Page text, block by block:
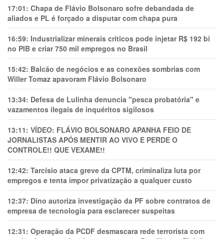
17:01: Chapa de Flávio Bolsonaro sofre debandada de
aliados e PL é forçado a disputar com chapa pura
16:59: Industrializar minerais críticos pode injetar R$ 192 bi
no PIB e criar 750 mil empregos no Brasil
15:42: Balcão de negócios e as conexões sombrias com
Willer Tomaz apavoram Flávio Bolsonaro
13:34: Defesa de Lulinha denuncia "pesca probatória" e
vazamentos ilegais de inquéritos sigilosos
13:11: VÍDEO: FLÁVIO BOLSONARO APANHA FEIO DE
JORNALISTAS APÓS MENTIR AO VIVO E PERDE O
CONTROLE!! QUE VEXAME!!
12:42: Tarcísio ataca greve da CPTM, criminaliza luta por
empregos e tenta impor privatização a qualquer custo
12:37: Dino autoriza investigação da PF sobre contratos de
empresa de tecnologia para esclarecer suspeitas
12:31: Operação da PCDF desmascara rede terrorista com